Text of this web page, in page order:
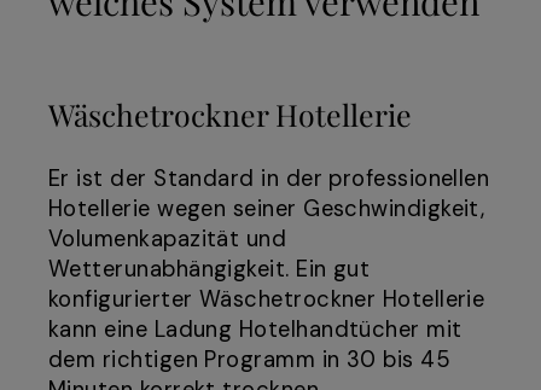
Wäschetrockner Hotellerie
Er ist der Standard in der professionellen
Hotellerie wegen seiner Geschwindigkeit,
Volumenkapazität und
Wetterunabhängigkeit. Ein gut
konfigurierter Wäschetrockner Hotellerie
kann eine Ladung Hotelhandtücher mit
dem richtigen Programm in 30 bis 45